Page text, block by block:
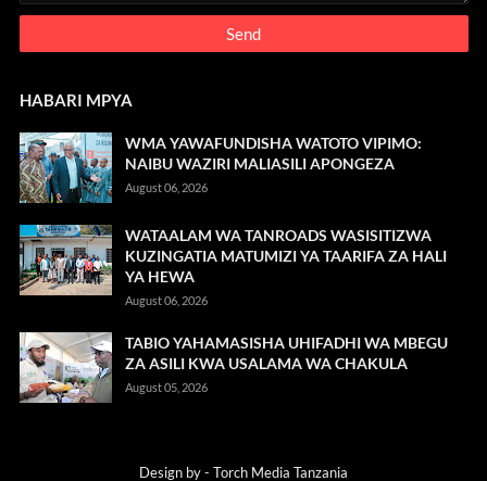
HABARI MPYA
WMA YAWAFUNDISHA WATOTO VIPIMO:
NAIBU WAZIRI MALIASILI APONGEZA
August 06, 2026
WATAALAM WA TANROADS WASISITIZWA
KUZINGATIA MATUMIZI YA TAARIFA ZA HALI
YA HEWA
August 06, 2026
TABIO YAHAMASISHA UHIFADHI WA MBEGU
ZA ASILI KWA USALAMA WA CHAKULA
August 05, 2026
Design by - Torch Media Tanzania